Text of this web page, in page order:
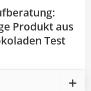
:
Produkt aus
Test